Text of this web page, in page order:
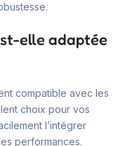
elle adaptée
compatible avec les
choix pour vos
l’intégrer
performances.